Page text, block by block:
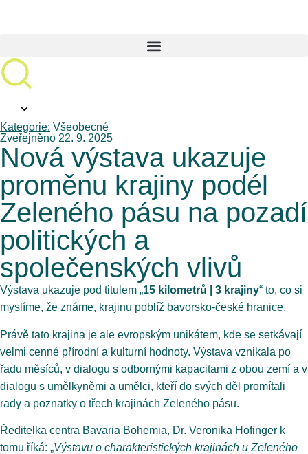
Kategorie: Všeobecné
Zveřejněno 22. 9. 2025
Nová výstava ukazuje
proměnu krajiny podél
Zeleného pásu na pozadí
politických a
společenských vlivů
Výstava ukazuje pod titulem „15 kilometrů | 3 krajiny“ to, co si
myslíme, že známe, krajinu poblíž bavorsko-české hranice.
Právě tato krajina je ale evropským unikátem, kde se setkávají
velmi cenné přírodní a kulturní hodnoty. Výstava vznikala po
řadu měsíců, v dialogu s odbornými kapacitami z obou zemí a v
dialogu s umělkyněmi a umělci, kteří do svých děl promítali
rady a poznatky o třech krajinách Zeleného pásu.
Ředitelka centra Bavaria Bohemia, Dr. Veronika Hofinger k
tomu říká: „Výstavu o charakteristických krajinách u Zeleného